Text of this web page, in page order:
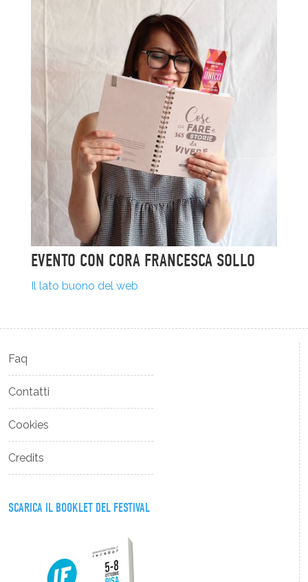
EVENTO CON CORA FRANCESCA SOLLO
Il lato buono del web
Faq
Contatti
Cookies
Credits
SCARICA IL BOOKLET DEL FESTIVAL